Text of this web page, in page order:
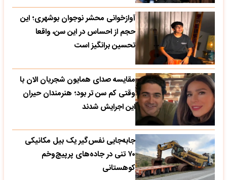
آوازخوانی محشر نوجوان بوشهری؛ این
حجم از احساس در این سن، واقعا
تحسین‌ برانگیز است
مقایسه صدای همایون شجریان الان با
وقتی کم سن تر بود؛ هنرمندان حیران
این اجرایش شدند
جابه‌جایی نفس‌گیر یک بیل مکانیکی
۷۰ تنی در جاده‌های پرپیچ‌وخم
کوهستانی